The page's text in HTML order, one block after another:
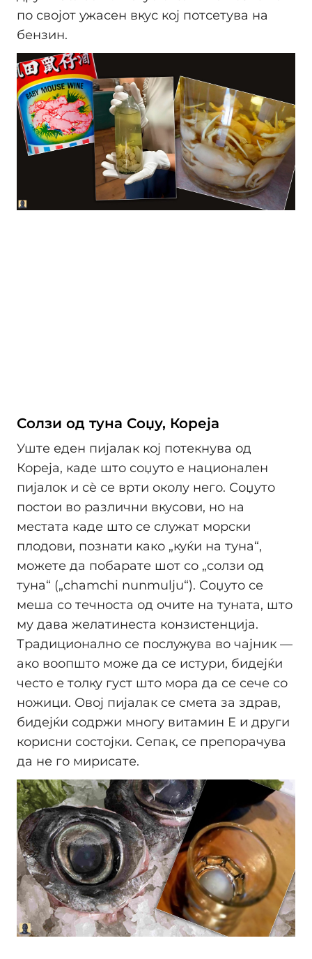
по својот ужасен вкус кој потсетува на
бензин.
Солзи од туна Соџу, Кореја
Уште еден пијалак кој потекнува од
Кореја, каде што соџуто е национален
пијалок и сè се врти околу него. Соџуто
постои во различни вкусови, но на
местата каде што се служат морски
плодови, познати како „куќи на туна“,
можете да побарате шот со „солзи од
туна“ („chamchi nunmulju“). Соџуто се
меша со течноста од очите на туната, што
му дава желатинеста конзистенција.
Традиционално се послужува во чајник —
ако воопшто може да се истури, бидејќи
често е толку густ што мора да се сече со
ножици. Овој пијалак се смета за здрав,
бидејќи содржи многу витамин Е и други
корисни состојки. Сепак, се препорачува
да не го мирисате.